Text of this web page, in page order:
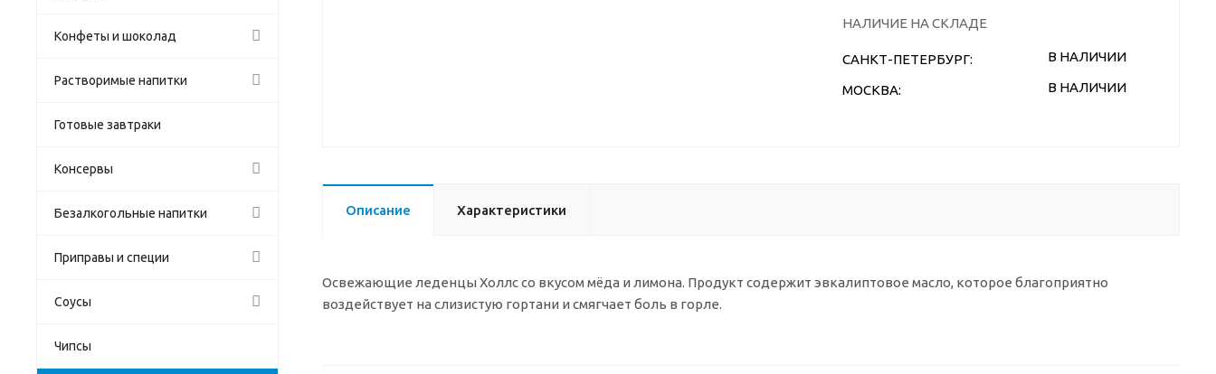
НАЛИЧИЕ НА СКЛАДЕ
САНКТ-ПЕТЕРБУРГ: В НАЛИЧИИ
МОСКВА: В НАЛИЧИИ
Описание Характеристики
Освежающие леденцы Холлс со вкусом мёда и лимона. Продукт содержит эвкалиптовое масло, которое благоприятно
воздействует на слизистую гортани и смягчает боль в горле.
Конфеты и шоколад
Растворимые напитки
Готовые завтраки
Консервы
Безалкогольные напитки
Приправы и специи
Соусы
Чипсы